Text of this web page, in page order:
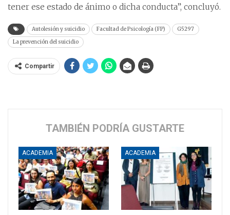
tener ese estado de ánimo o dicha conducta”, concluyó.
Autolesión y suicidio Facultad de Psicología (FP)
G5297
La prevención del suicidio
Compartir
TAMBIÉN PODRÍA GUSTARTE
ACADEMIA ACADEMIA